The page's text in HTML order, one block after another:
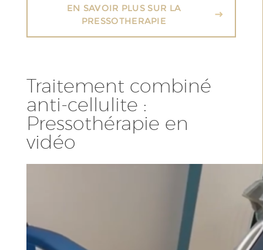
EN SAVOIR PLUS SUR LA
PRESSOTHERAPIE
Traitement combiné
anti-cellulite :
Pressothérapie en
vidéo